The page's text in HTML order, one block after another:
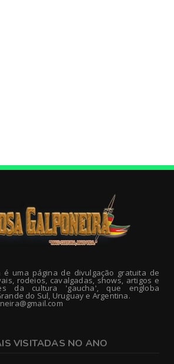
é uma página de divulgação gratuita de
rodeios, cavalgadas, shows, artigos e
da cultura 'gaucha', que engloba
do Sul, Uruguay e Argentina.
VISITADAS NO ANO